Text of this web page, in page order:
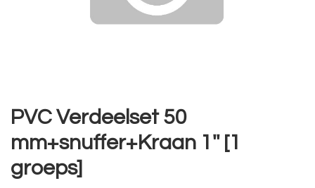
PVC Verdeelset 50
mm+snuffer+Kraan 1'' [1
groeps]
naar
het
begin
van
de
afbeeldingen-